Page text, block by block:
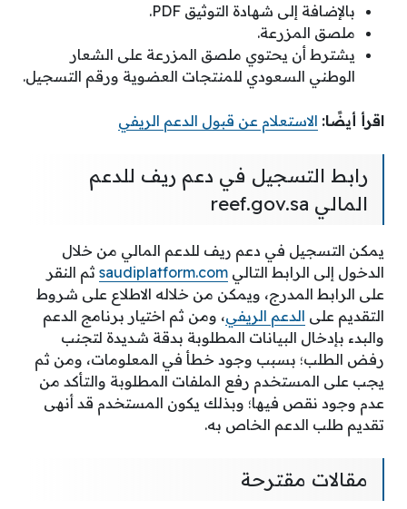
بالإضافة إلى شهادة التوثيق PDF.
ملصق المزرعة.
يشترط أن يحتوي ملصق المزرعة على الشعار
الوطني السعودي للمنتجات العضوية ورقم التسجيل.
اقرأ أيضًا: الاستعلام عن قبول الدعم الريفي
رابط التسجيل في دعم ريف للدعم
المالي reef.gov.sa
يمكن التسجيل في دعم ريف للدعم المالي من خلال
الدخول إلى الرابط التالي saudiplatform.com ثم النقر
على الرابط المدرج، ويمكن من خلاله الاطلاع على شروط
التقديم على الدعم الريفي، ومن ثم اختيار برنامج الدعم
والبدء بإدخال البيانات المطلوبة بدقة شديدة لتجنب
رفض الطلب؛ بسبب وجود خطأ في المعلومات، ومن ثم
يجب على المستخدم رفع الملفات المطلوبة والتأكد من
عدم وجود نقص فيها؛ وبذلك يكون المستخدم قد أنهى
تقديم طلب الدعم الخاص به.
مقالات مقترحة